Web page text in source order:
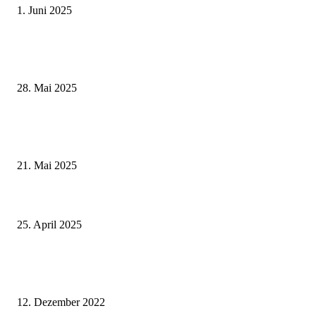
1. Juni 2025
28. Mai 2025
21. Mai 2025
25. April 2025
12. Dezember 2022